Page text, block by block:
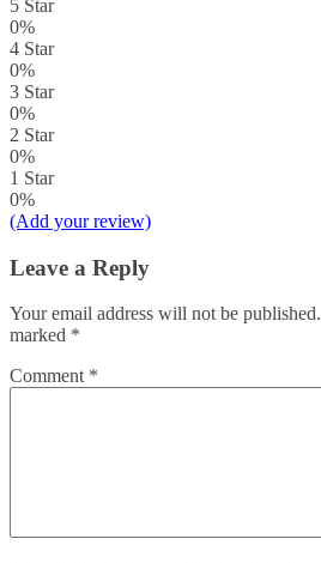
5 Star
0%
4 Star
0%
3 Star
0%
2 Star
0%
1 Star
0%
(Add your review)
Leave a Reply
Your email address will not be published.
marked *
Comment *